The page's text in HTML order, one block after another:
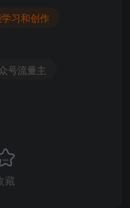
习和创作
号流量主
藏